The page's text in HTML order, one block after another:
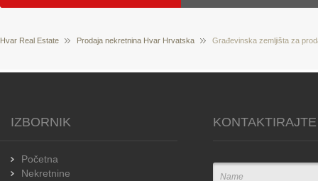
Hvar Real Estate Prodaja nekretnina Hvar Hrvatska Građevinska zemljišta za
IZBORNIK
Početna
Nekretnine